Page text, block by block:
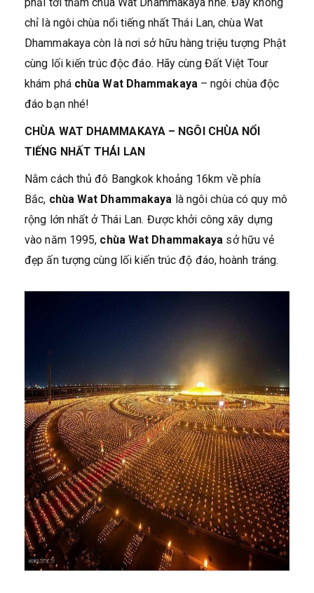
chỉ là ngôi chùa nổi tiếng nhất Thái Lan, chùa Wat
Dhammakaya còn là nơi sở hữu hàng triệu tượng Phật
cùng lối kiến trúc độc đáo. Hãy cùng Đất Việt Tour
khám phá chùa Wat Dhammakaya – ngôi chùa độc
đáo bạn nhé!
CHÙA WAT DHAMMAKAYA – NGÔI CHÙA NỔI
TIẾNG NHẤT THÁI LAN
Nằm cách thủ đô Bangkok khoảng 16km về phía
Bắc, chùa Wat Dhammakaya là ngôi chùa có quy mô
rộng lớn nhất ở Thái Lan. Được khởi công xây dựng
vào năm 1995, chùa Wat Dhammakaya sở hữu vẻ
đẹp ấn tượng cùng lối kiến trúc độ đáo, hoành tráng.